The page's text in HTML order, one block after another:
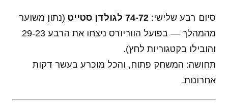
סיום רבע שלישי: 74-72 לגולדן סטייט
(נתון משוער
מהמהלך — בפועל הווריורס ניצחו את הרבע 29-23
והובילו בקטגוריות לחץ).
תחושה: המשחק פתוח, והכל מוכרע בעשר דקות
אחרונות.